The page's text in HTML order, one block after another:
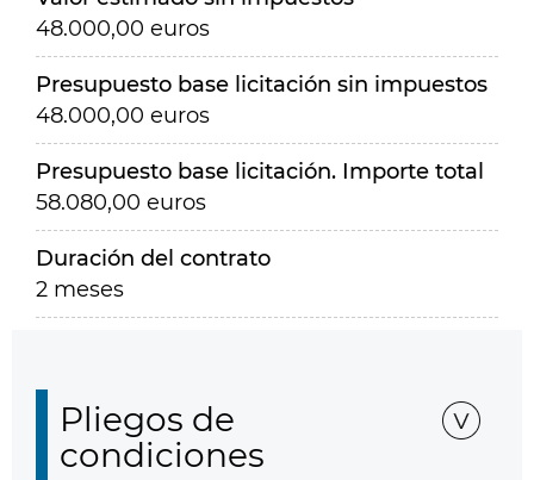
48.000,00 euros
Presupuesto base licitación sin impuestos
48.000,00 euros
Presupuesto base licitación. Importe total
58.080,00 euros
Duración del contrato
2 meses
Pliegos de
condiciones